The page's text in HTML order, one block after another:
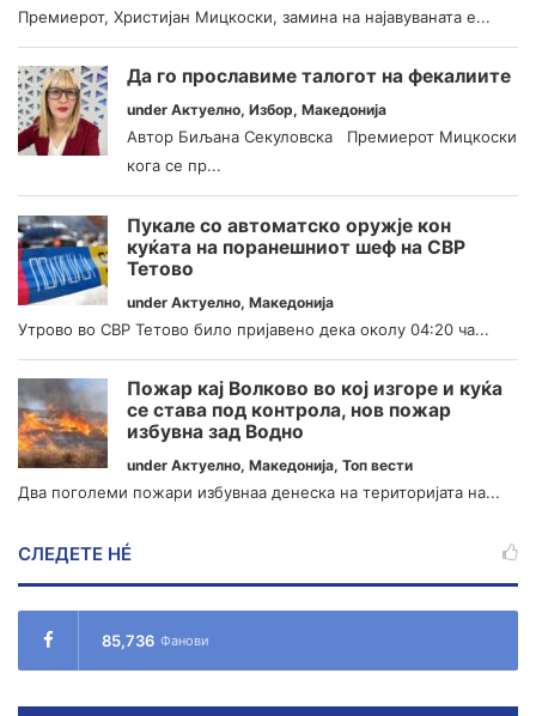
Премиерот, Христијан Мицкоски, замина на најавуваната е...
Да го прославиме талогот на фекалиите
under Актуелно, Избор, Македонија
Автор Биљана Секуловска Премиерот Мицкоски
кога се пр...
Пукале со автоматско оружје кон
куќата на поранешниот шеф на СВР
Тетово
under Актуелно, Македонија
Утрово во СВР Тетово било пријавено дека околу 04:20 ча...
Пожар кај Волково во кој изгоре и куќа
се става под контрола, нов пожар
избувна зад Водно
under Актуелно, Македонија, Топ вести
Два поголеми пожари избувнаа денеска на територијата на...
СЛЕДЕТЕ НÉ
85,736 Фанови